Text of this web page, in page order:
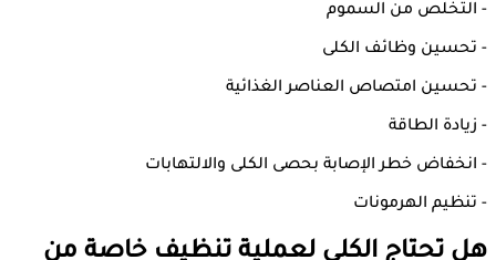
- التخلص من السموم
- تحسين وظائف الكلى
- تحسين امتصاص العناصر الغذائية
- زيادة الطاقة
- انخفاض خطر الإصابة بحصى الكلى والالتهابات
- تنظيم الهرمونات
هل تحتاج الكلى لعملية تنظيف خاصة من